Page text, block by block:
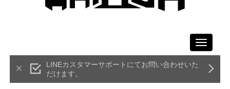
Toggle
LINEカスタマーサポートにてお問い合わせいた
だけます。